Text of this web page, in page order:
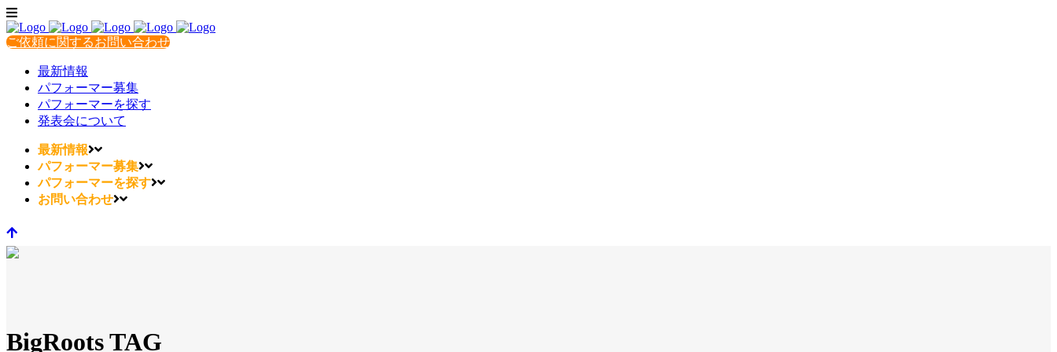
ご依頼に関するお問い合わせ
最新情報
パフォーマー募集
パフォーマーを探す
発表会について
最新情報
パフォーマー募集
パフォーマーを探す
お問い合わせ
BigRoots TAG